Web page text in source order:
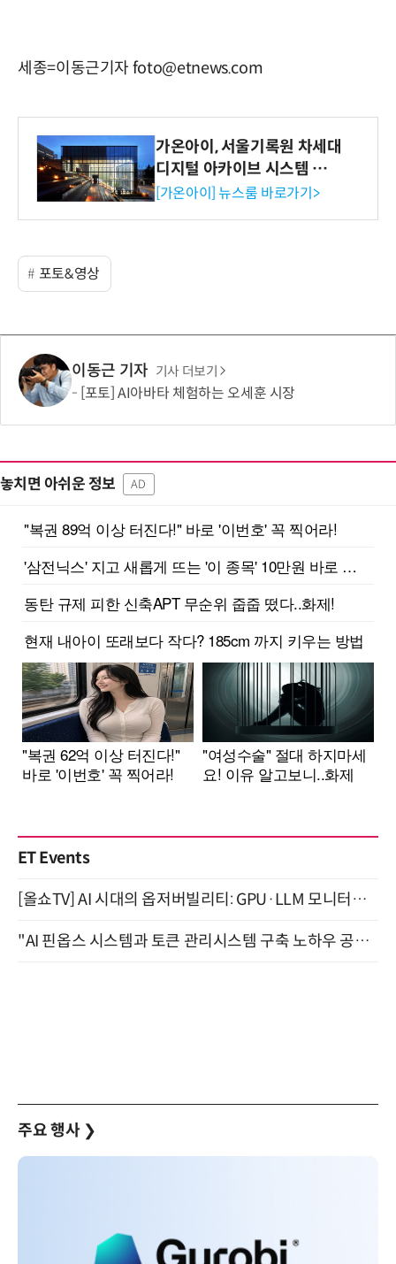
세종=이동근기자 foto@etnews.com
가온아이, 서울기록원 차세대
디지털 아카이브 시스템 구축
수행
[가온아이] 뉴스룸 바로가기>
포토&영상
이동근 기자 기사 더보기
[포토] AI아바타 체험하는 오세훈 시장
놓치면 아쉬운 정보 AD
ET Events
[올쇼TV] AI 시대의 옵저버빌리티: GPU·LLM 모니터링부터 AI 기반 장애 대응까지 (8/11 생방송)
"AI 핀옵스 시스템과 토큰 관리시스템 구축 노하우 공개" 잠실 한국광고문화회관 2층 대회의실 (8/21)
주요 행사 ❯